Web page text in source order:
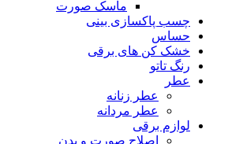
ماسک صورت
چسب پاکسازی بینی
حساس
خشک کن های برقی
رنگ تاتو
عطر
عطر زنانه
عطر مردانه
لوازم برقی
اصلاح صورت و بدن